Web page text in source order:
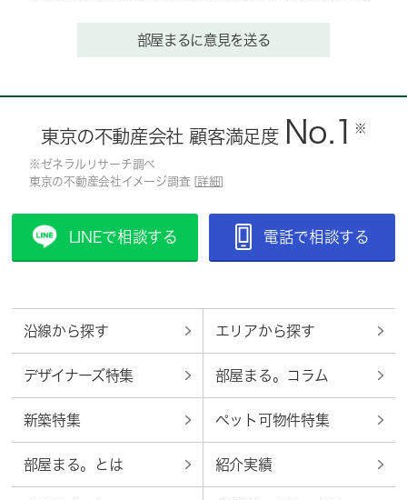
部屋まるに意見を送る
東京の不動産会社 顧客満足度 No.1 ※
※ゼネラルリサーチ調べ
東京の不動産会社イメージ調査 [詳細]
LINEで相談する 電話で相談する
沿線から探す エリアから探す
デザイナーズ特集 部屋まる。コラム
新築特集 ペット可物件特集
部屋まる。とは 紹介実績